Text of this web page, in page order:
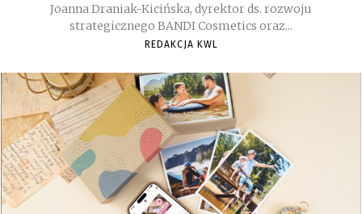
Joanna Draniak-Kicińska, dyrektor ds. rozwoju
strategicznego BANDI Cosmetics oraz...
REDAKCJA KWL